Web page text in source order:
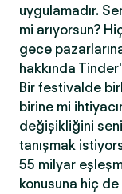
uygulamadır.
mi arıyorsun?
gece
hakkında
Bir festivalde
birine mi
değişikliğini
tanışmak
55 milyar
konusuna hiç de